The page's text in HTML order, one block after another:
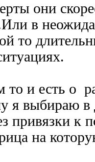
они
в
то
то и есть о
я выбираю
привязки к
на